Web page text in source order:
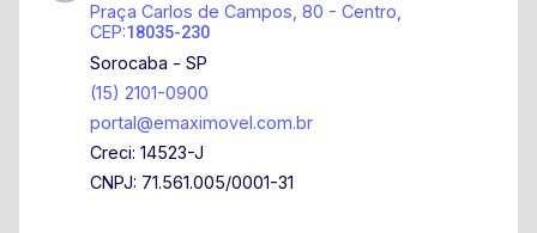
Praça Carlos de Campos, 80 - Centro,
CEP:18035-230
Sorocaba - SP
(15) 2101-0900
portal@emaximovel.com.br
Creci: 14523-J
CNPJ: 71.561.005/0001-31